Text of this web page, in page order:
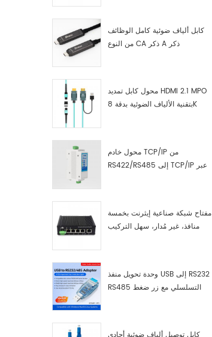
كابل ألياف ضوئية كامل الوظائف
من النوع CA ذكر A ذكر
محول كابل تمديد HDMI 2.1 MPO
بتقنية الألياف الضوئية بدقة 8K
محول خادم TCP/IP من
RS422/RS485 إلى TCP/IP عبر
مفتاح شبكة صناعية إيثرنت بخمسة
منافذ، غير مُدار، سهل التركيب
وحدة تحويل منفذ USB إلى RS232
RS485 التسلسلي مع زر ضغط